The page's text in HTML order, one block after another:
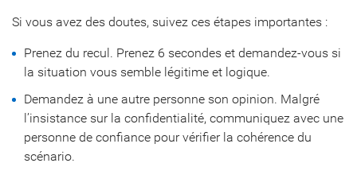
Si vous avez des doutes, suivez ces étapes importantes :
Prenez du recul. Prenez 6 secondes et demandez-vous si
la situation vous semble légitime et logique.
Demandez à une autre personne son opinion. Malgré
l’insistance sur la confidentialité, communiquez avec une
personne de confiance pour vérifier la cohérence du
scénario.